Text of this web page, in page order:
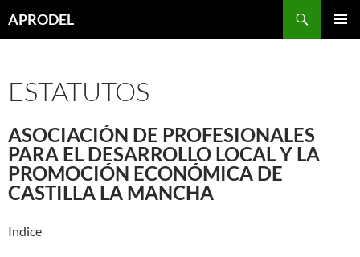
alAPRODEL
ESTATUTOS
ASOCIACIÓN DE PROFESIONALES
PARA EL DESARROLLO LOCAL Y LA
PROMOCIÓN ECONÓMICA DE
CASTILLA LA MANCHA
Indice